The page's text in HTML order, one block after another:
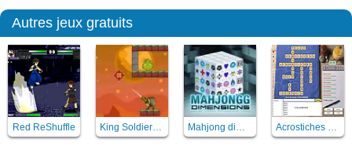
Autres jeux gratuits
Red ReShuffle King Soldiers 2 Mahjong dimensions 3D Acrostiches & Acroscore